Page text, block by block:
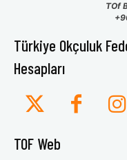
TOf
Türkiye Okçuluk
Hesapları
TOF Web